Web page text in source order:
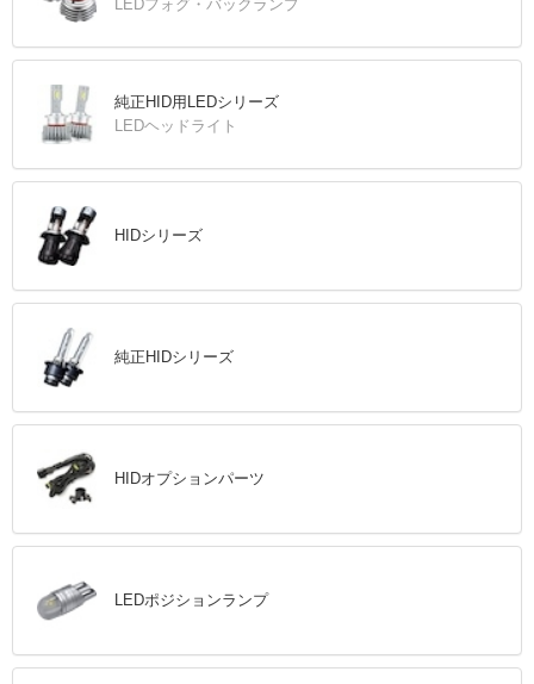
LEDフォグ・バックランプ
純正HID用LEDシリーズ
LEDヘッドライト
HIDシリーズ
純正HIDシリーズ
HIDオプションパーツ
LEDポジションランプ